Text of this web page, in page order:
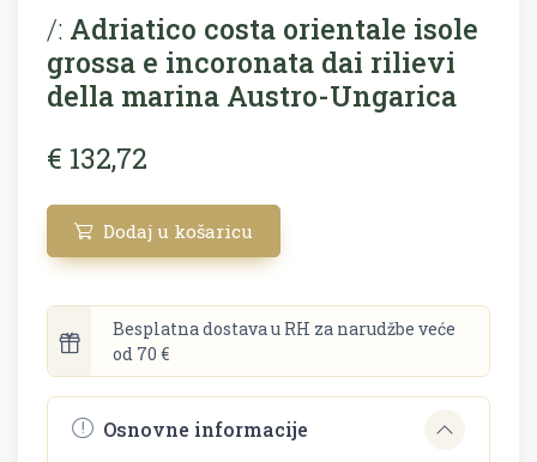
/: Adriatico costa orientale isole
grossa e incoronata dai rilievi
della marina Austro-Ungarica
€ 132,72
Dodaj u košaricu
Besplatna dostava u RH za narudžbe veće
od 70 €
Osnovne informacije